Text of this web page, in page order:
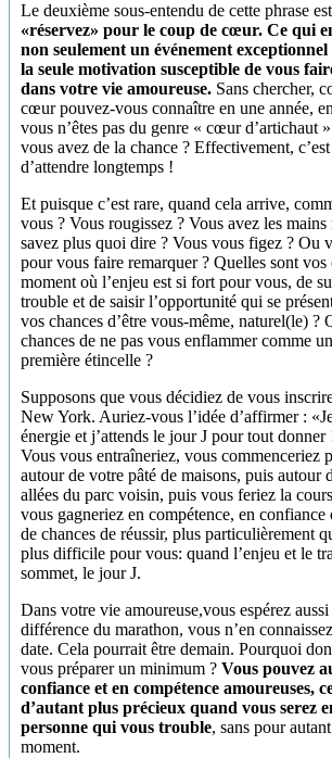
Le deuxième sous-entendu de cette phrase est
«réservez» pour le coup de cœur. Ce qui
non seulement un événement
la seule motivation susceptible de vous
dans votre vie amoureuse. Sans chercher,
cœur pouvez-vous connaître en une année,
vous n’êtes pas du genre « cœur d’artichaut
vous avez de la chance ? Effectivement,
d’attendre longtemps !
Et puisque c’est rare, quand cela arrive,
vous ? Vous rougissez ? Vous avez les
savez plus quoi dire ? Vous vous figez ? Ou
pour vous faire remarquer ? Quelles sont vos
moment où l’enjeu est si fort pour vous, de
trouble et de saisir l’opportunité qui se
vos chances d’être vous-même, naturel(le) ?
chances de ne pas vous enflammer comme
première étincelle ?
Supposons que vous décidiez de vous
New York. Auriez-vous l’idée d’affirmer :
énergie et j’attends le jour J pour tout
Vous vous entraîneriez, vous commenceriez
autour de votre pâté de maisons, puis autour
allées du parc voisin, puis vous feriez la
vous gagneriez en compétence, en confiance
de chances de réussir, plus particulièrement
plus difficile pour vous: quand l’enjeu et le
sommet, le jour J.
Dans votre vie amoureuse,vous espérez
différence du marathon, vous n’en
date. Cela pourrait être demain. Pourquoi
vous préparer un minimum ? Vous pouvez
confiance et en compétence amoureuses,
d’autant plus précieux quand vous serez
personne qui vous trouble, sans pour
moment.